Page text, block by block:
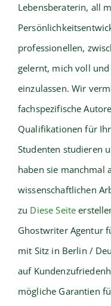
Lebensberaterin, all
professionellen,
gelernt, mich voll
einzulassen. Wir
fachspezifische
Qualifikationen für
Studenten studieren
haben sie manchmal
wissenschaftlichen
zu Diese Seite
Ghostwriter Agentur
mit Sitz in Berlin /
auf
mögliche Garantien